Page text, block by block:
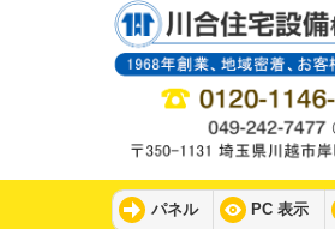
パネル PC 表示